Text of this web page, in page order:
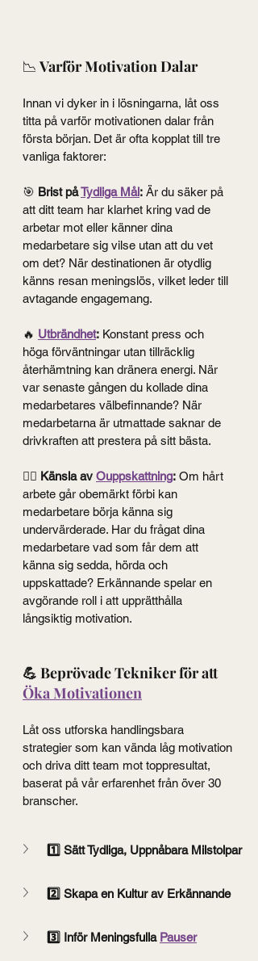
📉 Varför Motivation Dalar
Innan vi dyker in i lösningarna, låt oss
titta på varför motivationen dalar från
första början. Det är ofta kopplat till tre
vanliga faktorer:
🎯 Brist på Tydliga Mål: Är du säker på
att ditt team har klarhet kring vad de
arbetar mot eller känner dina
medarbetare sig vilse utan att du vet
om det? När destinationen är otydlig
känns resan meningslös, vilket leder till
avtagande engagemang.
🔥 Utbrändhet: Konstant press och
höga förväntningar utan tillräcklig
återhämtning kan dränera energi. När
var senaste gången du kollade dina
medarbetares välbefinnande? När
medarbetarna är utmattade saknar de
drivkraften att prestera på sitt bästa.
🙅‍♂️ Känsla av Ouppskattning: Om hårt
arbete går obemärkt förbi kan
medarbetare börja känna sig
undervärderade. Har du frågat dina
medarbetare vad som får dem att
känna sig sedda, hörda och
uppskattade? Erkännande spelar en
avgörande roll i att upprätthålla
långsiktig motivation.
💪 Beprövade Tekniker för att
Öka Motivationen
Låt oss utforska handlingsbara
strategier som kan vända låg motivation
och driva ditt team mot toppresultat,
baserat på vår erfarenhet från över 30
branscher.
1️⃣ Sätt Tydliga, Uppnåbara Milstolpar
2️⃣ Skapa en Kultur av Erkännande
3️⃣ Inför Meningsfulla Pauser